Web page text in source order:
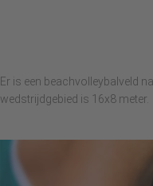
Er is een beachvolleybalveld
wedstrijdgebied is 16x8 meter.